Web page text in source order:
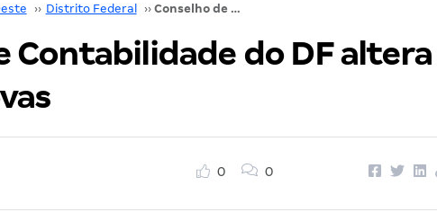
›› Distrito Federal ›› Conselho de Contabilidade do DF altera data de provas
Contabilidade do DF altera
0 0